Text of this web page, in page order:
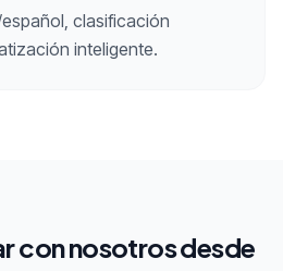
clasificación
inteligente.
con nosotros desde